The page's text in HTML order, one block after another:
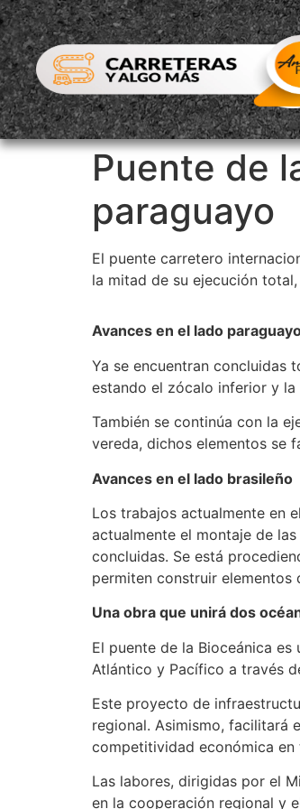
Puente de
paraguayo
El puente carretero
la mitad de su ejecución
Avances en el lado
Ya se encuentran concluidas
estando el zócalo inferior y
También se continúa con la
vereda, dichos elementos se
Avances en el lado brasileño
Los trabajos actualmente en
actualmente el montaje de
concluidas. Se está
permiten construir elementos
Una obra que unirá dos
El puente de la Bioceánica
Atlántico y Pacífico a través
Este proyecto de
regional. Asimismo, facilitará
competitividad económica
Las labores, dirigidas por el
en la cooperación regional y